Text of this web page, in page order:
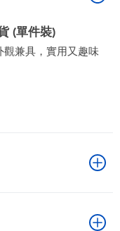
(單件裝)
觀兼具，實用又趣味